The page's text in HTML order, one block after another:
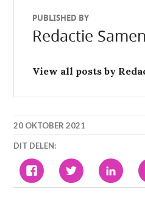
PUBLISHED BY
Redactie
View all posts by
20 OKTOBER 2021
DIT DELEN:
KLIK
OM
TE
DELEN
OP
KLIK
OM
TE
DELEN
MET
KLIK
OM
OP
TE